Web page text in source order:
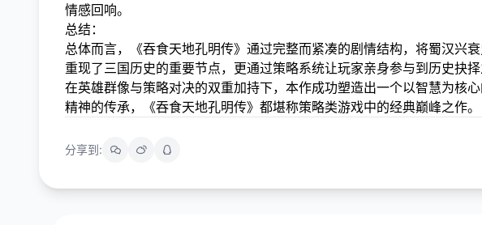
情感回响。
总结：
总体而言，《吞食天地孔明传》通过完整而紧凑的剧情结构，将蜀汉兴
重现了三国历史的重要节点，更通过策略系统让玩家亲身参与到历史抉择
在英雄群像与策略对决的双重加持下，本作成功塑造出一个以智慧为核
精神的传承，《吞食天地孔明传》都堪称策略类游戏中的经典巅峰之作。
分享到: